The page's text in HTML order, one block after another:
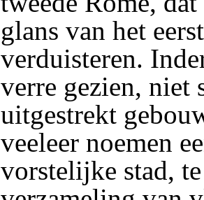
glans van het
verduisteren.
verre gezien, niet
uitgestrekt
veeleer noemen
vorstelijke stad,